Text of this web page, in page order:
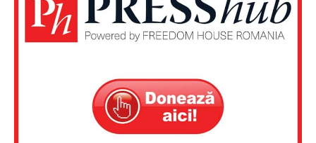
Un proiect
FREEDOM HOUSE ROMÂNIA